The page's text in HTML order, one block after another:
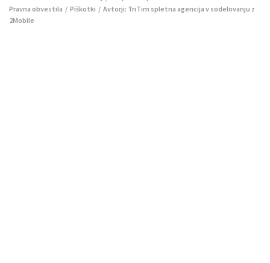
Pravna obvestila / Piškotki / Avtorji: TriTim spletna agencija v sodelovanju z
2Mobile